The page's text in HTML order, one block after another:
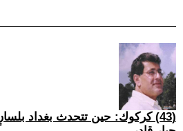
(43) كركوك: حين تتحدث بغداد بلسانٍ محلي